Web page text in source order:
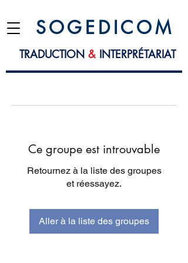
S O G E D I C O M
TRADUCTION &INTERPRÉTARIAT
Ce groupe est introuvable
Retournez à la liste des groupes
et réessayez.
Aller à la liste des groupes